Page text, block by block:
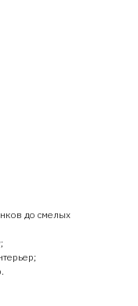
до смелых